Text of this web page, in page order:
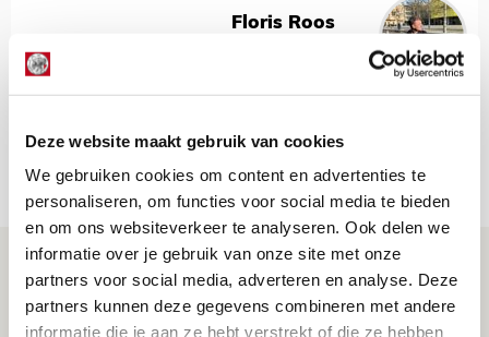
Deze website maakt gebruik van cookies
We gebruiken cookies om content en advertenties te
personaliseren, om functies voor social media te bieden
en om ons websiteverkeer te analyseren. Ook delen we
informatie over je gebruik van onze site met onze
partners voor social media, adverteren en analyse. Deze
partners kunnen deze gegevens combineren met andere
informatie die je aan ze hebt verstrekt of die ze hebben
Floris Roos
Net binnen //
Drie dingen die je moet weten over PEC
Zwolle - Ajax
08 AUGUSTUS 2026 - 12:32